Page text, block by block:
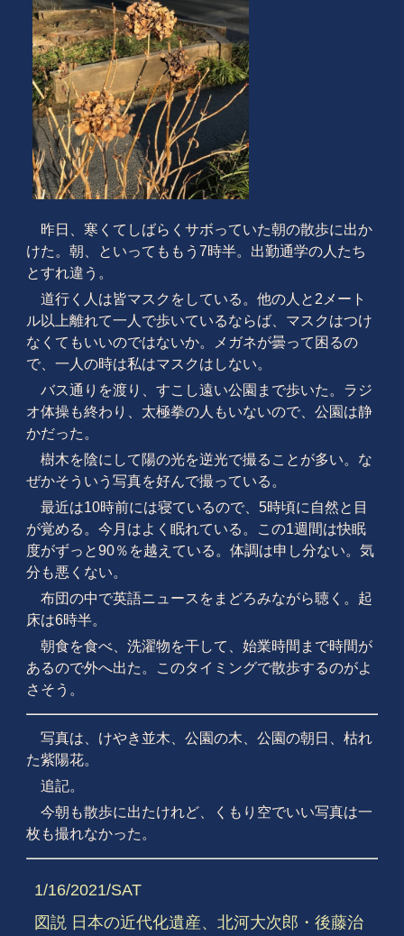
昨日、寒くてしばらくサボっていた朝の散歩に出か
けた。朝、といってももう7時半。出勤通学の人たち
とすれ違う。
道行く人は皆マスクをしている。他の人と2メート
ル以上離れて一人で歩いているならば、マスクはつけ
なくてもいいのではないか。メガネが曇って困るの
で、一人の時は私はマスクはしない。
バス通りを渡り、すこし遠い公園まで歩いた。ラジ
オ体操も終わり、太極拳の人もいないので、公園は静
かだった。
樹木を陰にして陽の光を逆光で撮ることが多い。な
ぜかそういう写真を好んで撮っている。
最近は10時前には寝ているので、5時頃に自然と目
が覚める。今月はよく眠れている。この1週間は快眠
度がずっと90％を越えている。体調は申し分ない。気
分も悪くない。
布団の中で英語ニュースをまどろみながら聴く。起
床は6時半。
朝食を食べ、洗濯物を干して、始業時間まで時間が
あるので外へ出た。このタイミングで散歩するのがよ
さそう。
写真は、けやき並木、公園の木、公園の朝日、枯れ
た紫陽花。
追記。
今朝も散歩に出たけれど、くもり空でいい写真は一
枚も撮れなかった。
1/16/2021/SAT
図説 日本の近代化遺産、北河大次郎・後藤治